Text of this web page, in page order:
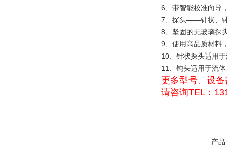
6、带智能校准向导
7、探头——针状、
8、坚固的无玻璃探
9、使用高品质材料
10、针状探头适用
11、钝头适用于流
更多型号、设
请咨询TEL：
产品